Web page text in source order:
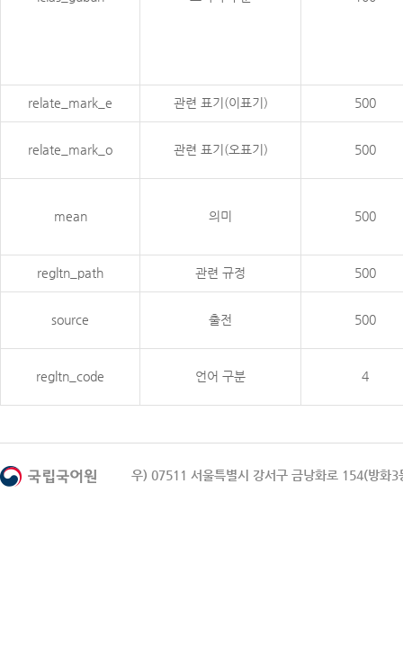
relate_mark_e 관련 표기(이표기) 500
relate_mark_o 관련 표기(오표기) 500
mean 의미 500
regltn_path 관련 규정 500
source 출전 500
regltn_code 언어 구분 4
우) 07511 서울특별시 강서구 금낭화로 154(방화3